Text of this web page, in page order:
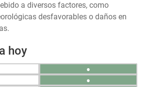
a diversos factores, como
desfavorables o daños en
hoy
●
●